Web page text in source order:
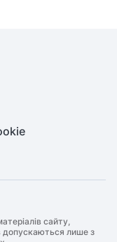
сайту,
допускаються лише з